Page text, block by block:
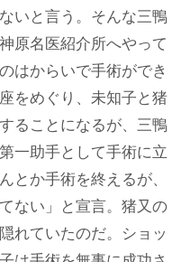
いと言う。そんな三鴨
原名医紹介所へやって
はからいで手術ができ
をめぐり、未知子と猪
ることになるが、三鴨
一助手として手術に立
とか手術を終えるが、
ない」と宣言。猪又の
れていたのだ。ショッ